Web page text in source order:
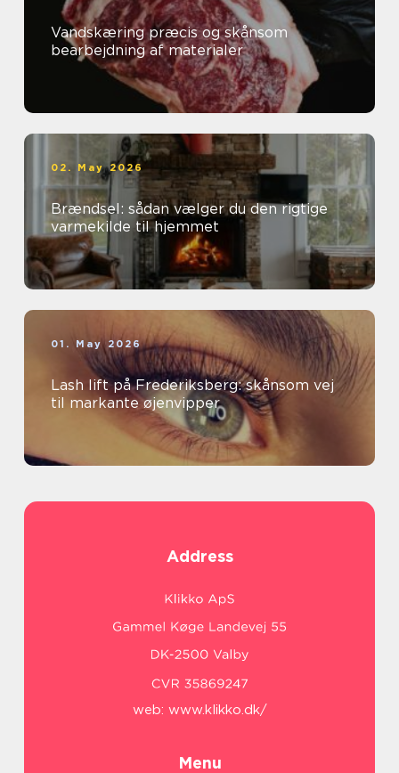
Vandskæring præcis og skånsom
bearbejdning af materialer
02. May 2026
Brændsel: sådan vælger du den rigtige
varmekilde til hjemmet
01. May 2026
Lash lift på Frederiksberg: skånsom vej
til markante øjenvipper
Address
web: www.klikko.dk/
Menu